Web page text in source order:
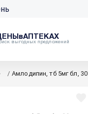
выгодных предложений
/ Амлодипин, тб 5мг бл, 30